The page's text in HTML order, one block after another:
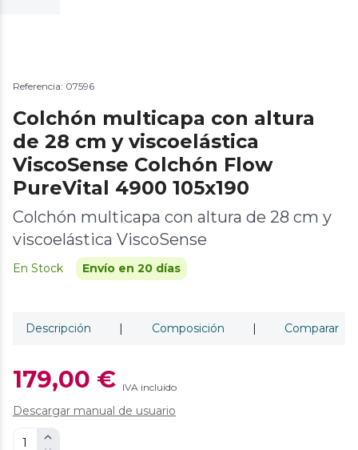
Referencia: 07596
Colchón multicapa con altura
de 28 cm y viscoelástica
ViscoSense Colchón Flow
PureVital 4900 105x190
Colchón multicapa con altura de 28 cm y
viscoelástica ViscoSense
En Stock Envío en 20 días
Descripción | Composición | Comparar
179,00 € IVA incluido
Descargar manual de usuario